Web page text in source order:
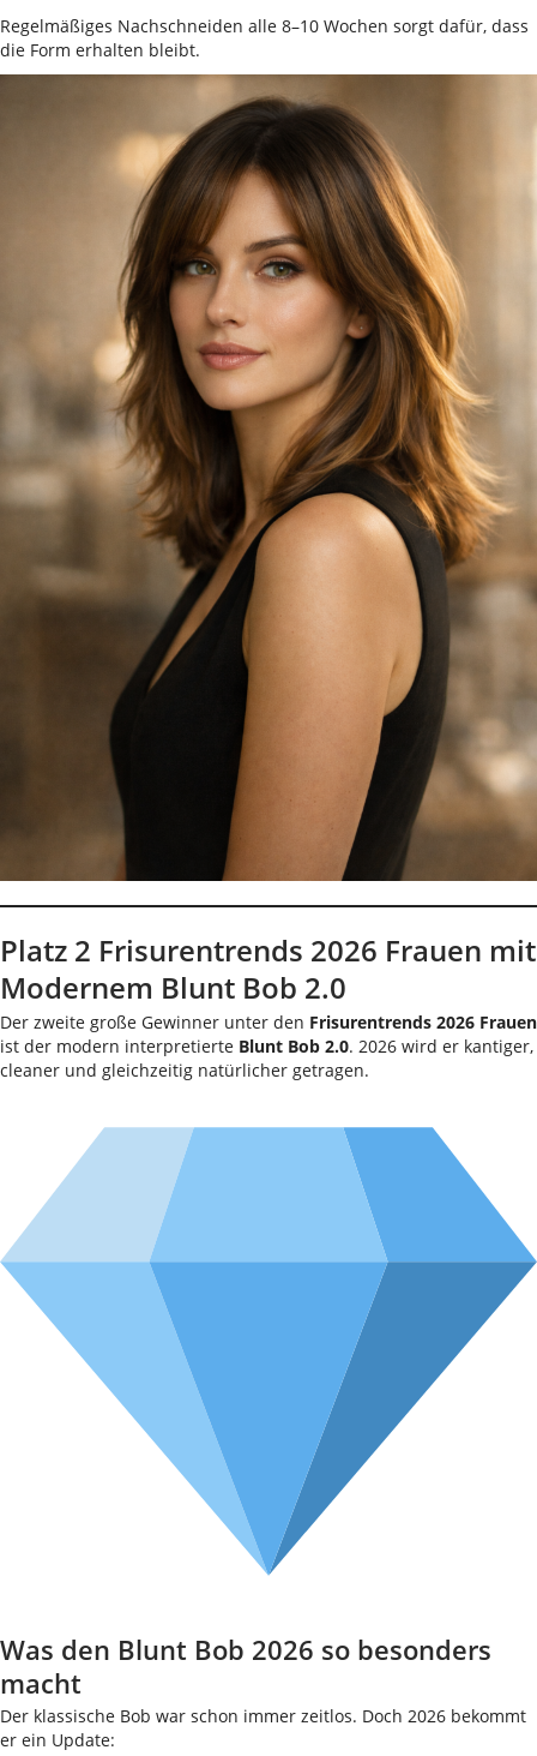
Regelmäßiges Nachschneiden alle 8–10 Wochen sorgt dafür, dass
die Form erhalten bleibt.
Platz 2 Frisurentrends 2026 Frauen mit
Modernem Blunt Bob 2.0
Der zweite große Gewinner unter den Frisurentrends 2026 Frauen
ist der modern interpretierte Blunt Bob 2.0. 2026 wird er kantiger,
cleaner und gleichzeitig natürlicher getragen.
Was den Blunt Bob 2026 so besonders
macht
Der klassische Bob war schon immer zeitlos. Doch 2026 bekommt
er ein Update: